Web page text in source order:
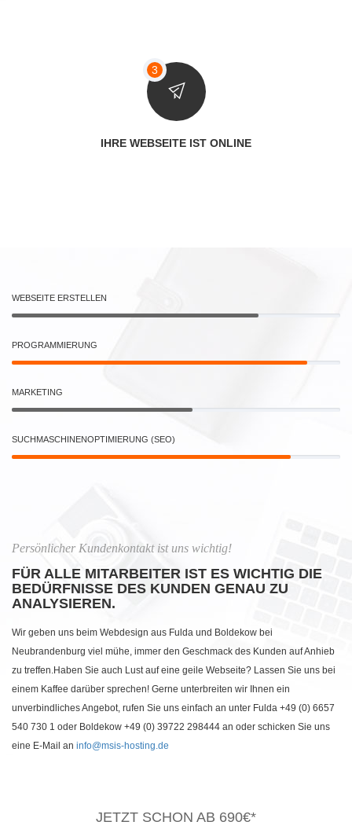
IHRE WEBSEITE IST ONLINE
WEBSEITE ERSTELLEN
PROGRAMMIERUNG
MARKETING
SUCHMASCHINENOPTIMIERUNG (SEO)
Persönlicher Kundenkontakt ist uns wichtig!
FÜR ALLE MITARBEITER IST ES WICHTIG DIE
BEDÜRFNISSE DES KUNDEN GENAU ZU
ANALYSIEREN.
Wir geben uns beim Webdesign aus Fulda und Boldekow bei
Neubrandenburg viel mühe, immer den Geschmack des Kunden auf Anhieb
zu treffen.Haben Sie auch Lust auf eine geile Webseite? Lassen Sie uns bei
einem Kaffee darüber sprechen! Gerne unterbreiten wir Ihnen ein
unverbindliches Angebot, rufen Sie uns einfach an unter Fulda +49 (0) 6657
540 730 1 oder Boldekow +49 (0) 39722 298444 an oder schicken Sie uns
eine E-Mail an info@msis-hosting.de
JETZT SCHON AB 690€*